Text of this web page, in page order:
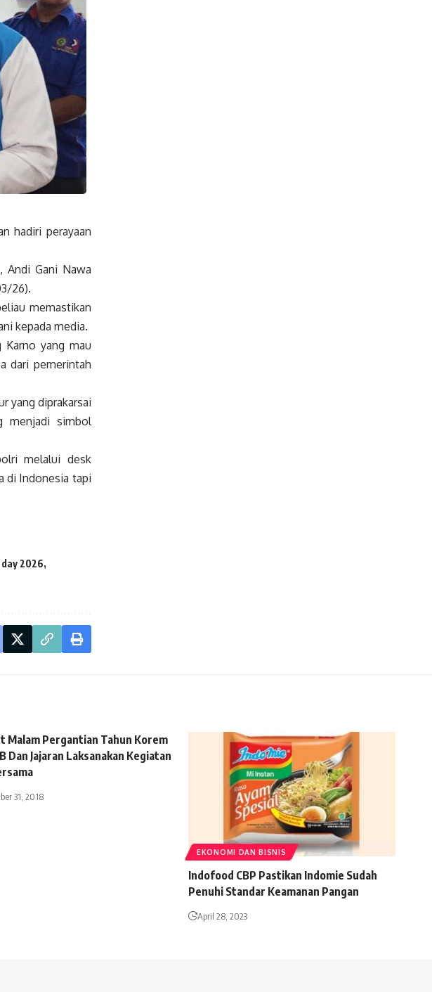
hadiri perayaan
Andi Gani Nawa
26).
memastikan
kepada media.
Karno yang mau
dari pemerintah
yang diprakarsai
menjadi simbol
melalui desk
di Indonesia tapi
2026
Malam Pergantian Tahun Korem
Dan Jajaran Laksanakan Kegiatan
31, 2018
EKONOMI DAN BISNIS
Indofood CBP Pastikan Indomie Sudah
Penuhi Standar Keamanan Pangan
April 28, 2023